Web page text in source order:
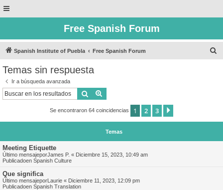
Free Spanish Forum
Spanish Institute of Puebla Free Spanish Forum
Temas sin respuesta
Ir a búsqueda avanzada
Buscar
Se encontraron 64 coincidencias 1 2 3
Temas
Meeting Etiquette
Último mensajeporJames P. « Diciembre 15, 2023, 10:49 am
Publicadoen Spanish Culture
Que significa
Último mensajeporLaurie « Diciembre 11, 2023, 12:09 pm
Publicadoen Spanish Translation